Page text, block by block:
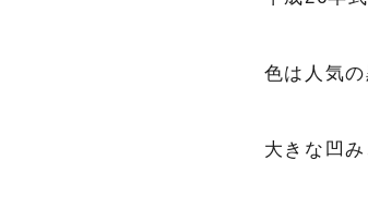
色は人気の
大きな凹